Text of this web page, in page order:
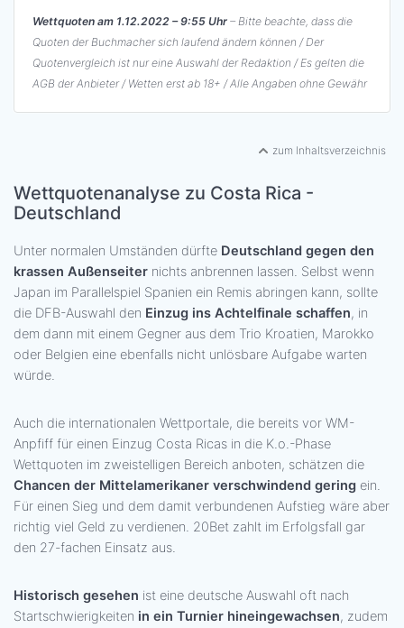
Wettquoten am 1.12.2022 – 9:55 Uhr – Bitte beachte, dass die
Quoten der Buchmacher sich laufend ändern können / Der
Quotenvergleich ist nur eine Auswahl der Redaktion / Es gelten die
AGB der Anbieter / Wetten erst ab 18+ / Alle Angaben ohne Gewähr
zum Inhaltsverzeichnis
Wettquotenanalyse zu Costa Rica -
Deutschland
Unter normalen Umständen dürfte Deutschland gegen den
krassen Außenseiter nichts anbrennen lassen. Selbst wenn
Japan im Parallelspiel Spanien ein Remis abringen kann, sollte
die DFB-Auswahl den Einzug ins Achtelfinale schaffen, in
dem dann mit einem Gegner aus dem Trio Kroatien, Marokko
oder Belgien eine ebenfalls nicht unlösbare Aufgabe warten
würde.
Auch die internationalen Wettportale, die bereits vor WM-
Anpfiff für einen Einzug Costa Ricas in die K.o.-Phase
Wettquoten im zweistelligen Bereich anboten, schätzen die
Chancen der Mittelamerikaner verschwindend gering ein.
Für einen Sieg und dem damit verbundenen Aufstieg wäre aber
richtig viel Geld zu verdienen. 20Bet zahlt im Erfolgsfall gar
den 27-fachen Einsatz aus.
Historisch gesehen ist eine deutsche Auswahl oft nach
Startschwierigkeiten in ein Turnier hineingewachsen, zudem